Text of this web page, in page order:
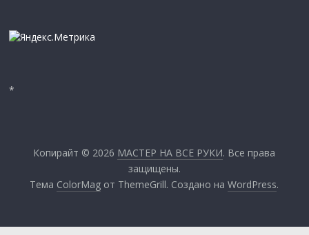
*
Копирайт © 2026 МАСТЕР НА ВСЕ РУКИ. Все права
защищены.
Тема ColorMag от ThemeGrill. Создано наWordPress.